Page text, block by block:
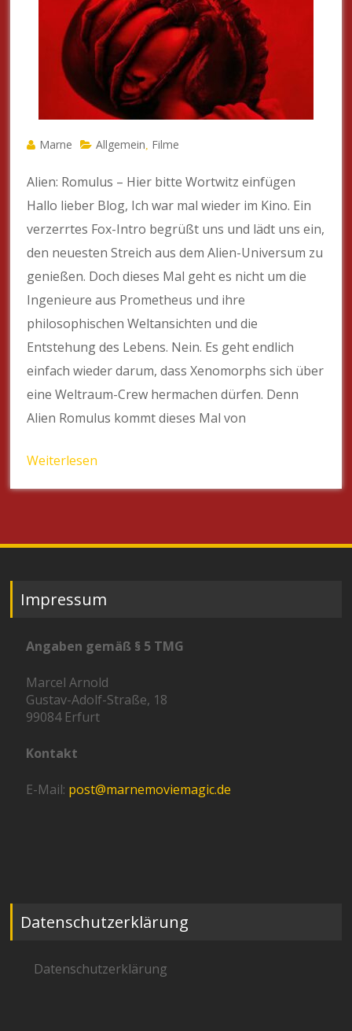
Marne Allgemein Filme
Alien: Romulus – Hier bitte Wortwitz einfügen
Hallo lieber Blog, Ich war mal wieder im Kino. Ein
verzerrtes Fox-Intro begrüßt uns und lädt uns ein,
den neuesten Streich aus dem Alien-Universum zu
genießen. Doch dieses Mal geht es nicht um die
Ingenieure aus Prometheus und ihre
philosophischen Weltansichten und die
Entstehung des Lebens. Nein. Es geht endlich
einfach wieder darum, dass Xenomorphs sich über
eine Weltraum-Crew hermachen dürfen. Denn
Alien Romulus kommt dieses Mal von
Weiterlesen
Impressum
Angaben gemäß § 5 TMG
Marcel Arnold
Gustav-Adolf-Straße, 18
99084 Erfurt
Kontakt
E-Mail: post@marnemoviemagic.de
Datenschutzerklärung
Datenschutzerklärung